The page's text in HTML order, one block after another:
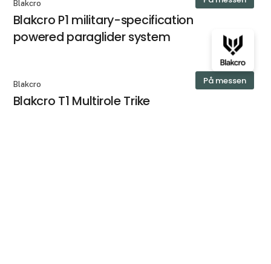
Blakcro
Blakcro P1 military-specification
powered paraglider system
På messen
Blakcro
Blakcro T1 Multirole Trike